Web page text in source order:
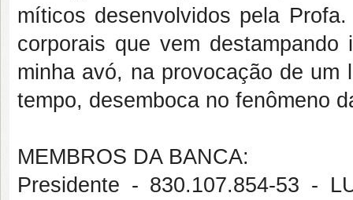
míticos desenvolvidos pela
corporais que vem
minha avó, na provocação de
tempo, desemboca no fenômeno
MEMBROS DA BANCA:
Presidente - 830.107.854-53 -